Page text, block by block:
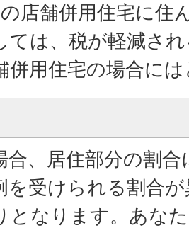
店舗併用住宅に住
ては、税が軽減さ
併用住宅の場合に
合、居住部分の割
を受けられる割合
となります。あな